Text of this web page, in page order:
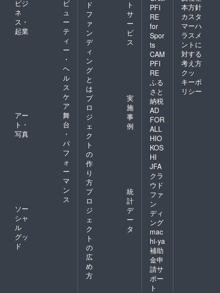
ビジ
ネ
ス・
起業
ビ
ュ
ー
テ
ィ
ー
・
ヘ
ル
ス
ケ
ア
アー
ト・
写真
舞
台
・
パ
フ
ォ
ー
マ
ン
ス
ソー
シャ
ル
グッ
ド
ド
フ
ァ
ン
デ
ィ
ン
グ
と
は
ト
サ
ー
ビ
ス
プ
ロ
ジ
ェ
ク
ト
の
作
り
方
実
施
事
例
プ
ロ
ジ
ェ
ク
ト
の
広
め
方
統
計
デ
ー
タ
PFI
RE
for
Spor
ts
CAM
PFI
RE
ふる
さと
納税
AD
FOR
ALL
HIO
KOS
HI
JFA
クラ
ウド
ファ
ン
ディ
ング
mac
hi-ya
補助
金申
請サ
ポー
ト
本方針
カスタ
マーハ
ラスメ
ントに
対する
考え方
クッ
キーポ
リシー